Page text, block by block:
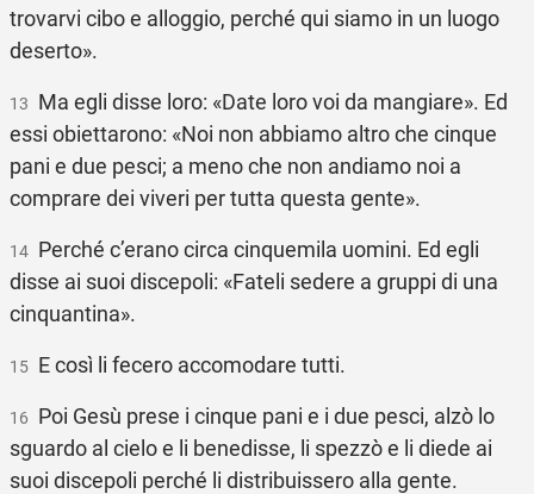
trovarvi cibo e alloggio, perché qui siamo in un luogo
deserto».
13 Ma egli disse loro: «Date loro voi da mangiare». Ed
essi obiettarono: «Noi non abbiamo altro che cinque
pani e due pesci; a meno che non andiamo noi a
comprare dei viveri per tutta questa gente».
14 Perché c’erano circa cinquemila uomini. Ed egli
disse ai suoi discepoli: «Fateli sedere a gruppi di una
cinquantina».
15 E così li fecero accomodare tutti.
16 Poi Gesù prese i cinque pani e i due pesci, alzò lo
sguardo al cielo e li benedisse, li spezzò e li diede ai
suoi discepoli perché li distribuissero alla gente.